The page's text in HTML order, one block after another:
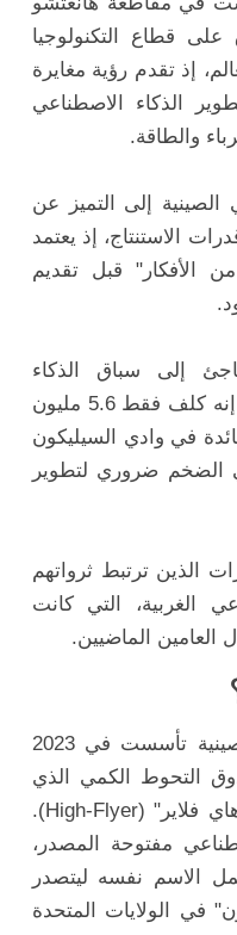
على قطاع التكنولوجيا
إذ تقدم رؤية مغايرة
الذكاء الاصطناعي
والطاقة.
إلى التميز عن
الاستنتاج، إذ يعتمد
الأفكار" قبل تقديم
إلى سباق الذكاء
الاصطناعي، الذي تقول الشركة إنه كلف فقط 5.6 مليون
في وادي السيليكون
الضخم ضروري لتطوير
الذين ترتبط ثرواتهم
الغربية، التي كانت
العامين الماضيين.
"ديب سيك" هي شركة ناشئة صينية تأسست في 2023
التحوط الكمي الذي
يعتمد على الذكاء الاصطناعي "هاي فلاير" (High-Flyer).
مفتوحة المصدر،
الاسم نفسه ليتصدر
في الولايات المتحدة